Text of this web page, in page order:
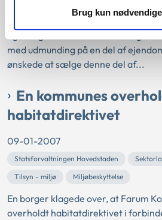
Brug kun
af virksomheder med særlige
A/S varetog varmeforsyningen til
med udmunding på en del af
ønskede at sælge denne del af...
En kommunes
habitatdirektivet
09-01-2007
Statsforvaltningen Hovedstaden
Tilsyn - miljø
Miljøbeskyttelse
En borger klagede over, at Farum
overholdt habitatdirektivet i